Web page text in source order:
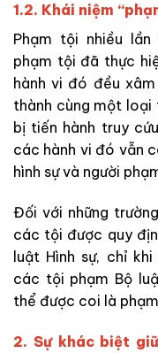
1.2. Khái niệm
Phạm tội nhiều
phạm tội đã thực
hành vi đó đều
thành cùng một loại
bị tiến hành truy
các hành vi đó vẫn
hình sự và người
Đối với những
các tội được quy
luật Hình sự, chỉ
các tội phạm Bộ
thể được coi là
2. Sự khác biệt